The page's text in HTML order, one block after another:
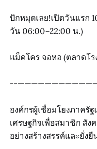
ปักหมุดเลย!เปิดวันแรก
วัน 06:00–22:00 น.)
แม็คโคร จอหอ (ตลาดโร
--
องค์กรผู้เชื่อมโยงภาครั
เศรษฐกิจเพื่อสมาชิก สั
อย่างสร้างสรรค์และยั่งยื